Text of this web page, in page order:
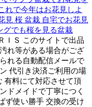
れで今年はお花見しよ
見 桜 盆栽 自宅でお花見
グでも桜を見る盆栽
ＩＳ このサイトで出品
れ等がある場合がござ
れる自動配信メールで
代引き決済ご利用の場
有料にて対応させて頂
ドメイドで丁寧につく
ず使い勝手 交換の受け